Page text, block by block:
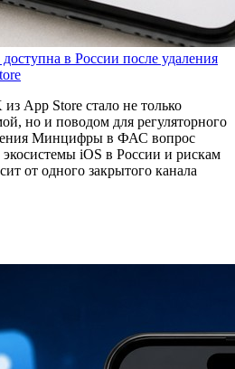
в России после удаления
App Store стало не только
но и поводом для регуляторного
Минцифры в ФАС вопрос
экосистемы iOS в России и рискам
от одного закрытого канала